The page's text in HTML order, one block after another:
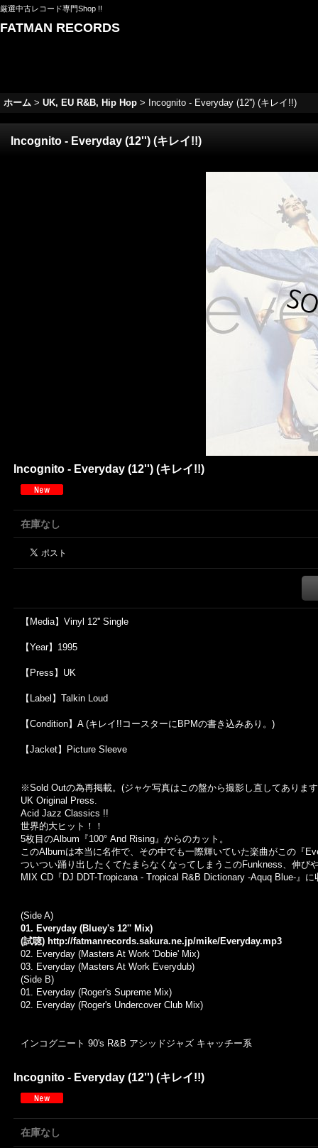
厳選中古レコード専門Shop !!
FATMAN RECORDS
ホーム > UK, EU R&B, Hip Hop > Incognito - Everyday (12'') (キレイ!!)
Incognito - Everyday (12'') (キレイ!!)
Incognito - Everyday (12'') (キレイ!!)
在庫なし
【Media】Vinyl 12'' Single
【Year】1995
【Press】UK
【Label】Talkin Loud
【Condition】A (キレイ!!コースターにBPMの書き込みあり。)
【Jacket】Picture Sleeve
※Sold Outの為再掲載。 (ジャケ写真はこの盤から撮影し直してありま
UK Original Press.
Acid Jazz Classics !!
世界的大ヒット！！
5枚目のAlbum『100° And Rising』からのカット。
このAlbumは本当に名作で、その中でも一際輝いていた楽曲がこの『
ついつい踊り出したくてたまらなくなってしまうこのFunkness、伸び
MIX CD『DJ DDT-Tropicana - Tropical R&B Dictionary -Aquq Blue-』に
(Side A)
01. Everyday (Bluey's 12'' Mix)
(試聴) http://fatmanrecords.sakura.ne.jp/mike/Everyday.mp3
02. Everyday (Masters At Work 'Dobie' Mix)
03. Everyday (Masters At Work Everydub)
(Side B)
01. Everyday (Roger's Supreme Mix)
02. Everyday (Roger's Undercover Club Mix)
インコグニート 90's R&B アシッドジャズ キャッチー系
Incognito - Everyday (12'') (キレイ!!)
在庫なし